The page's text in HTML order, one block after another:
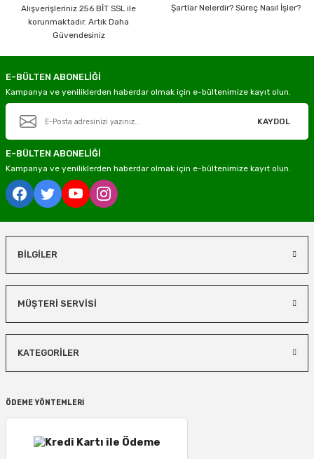
Alışverişleriniz 256 BİT SSL ile
korunmaktadır. Artık Daha
Güvendesiniz
Şartlar Nelerdir? Süreç Nasıl İşler?
E-BÜLTEN ABONELİĞİ
Kampanya ve yeniliklerden haberdar olmak için e-bültenimize kayıt olun.
KAYDOL
E-BÜLTEN ABONELİĞİ
Kampanya ve yeniliklerden haberdar olmak için e-bültenimize kayıt olun.
BİLGİLER
MÜŞTERİ SERVİSİ
KATEGORİLER
ÖDEME YÖNTEMLERİ